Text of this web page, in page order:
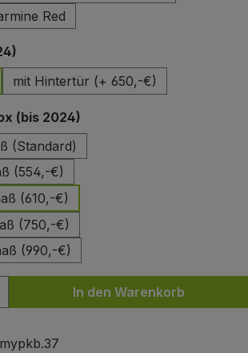
Red
mit Hintertür (+ 650,-€)
(bis 2024)
(Standard)
(554,-€)
(610,-€)
(750,-€)
(990,-€)
Gib den gewünschten
In den Warenkorb
mypkb.37